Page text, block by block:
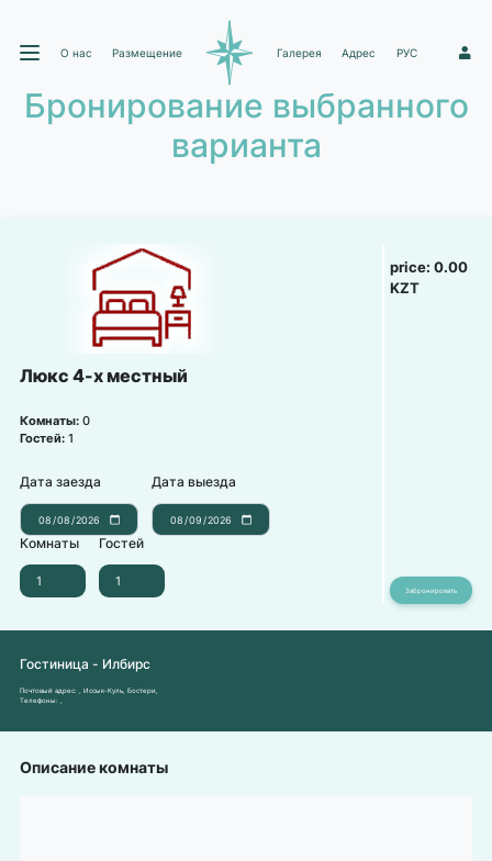
О нас Размещение Галерея Адрес РУС 1
Бронирование выбранного
варианта
Люкс 4-х местный
Комнаты: 0
Гостей: 1
Дата заезда Дата выезда
Комнаты Гостей
price:0.00
KZT
Гостиница - Илбирс
Почтовый адрес:
, Иссык-Куль, Бостери,
Телефоны:
Описание комнаты